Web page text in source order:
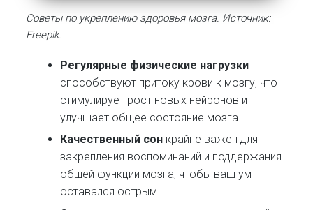
Советы по укреплению здоровья мозга. Источник:
Freepik.
Регулярные физические нагрузки
способствуют притоку крови к мозгу, что
стимулирует рост новых нейронов и
улучшает общее состояние мозга.
Качественный сон крайне важен для
закрепления воспоминаний и поддержания
общей функции мозга, чтобы ваш ум
оставался острым.